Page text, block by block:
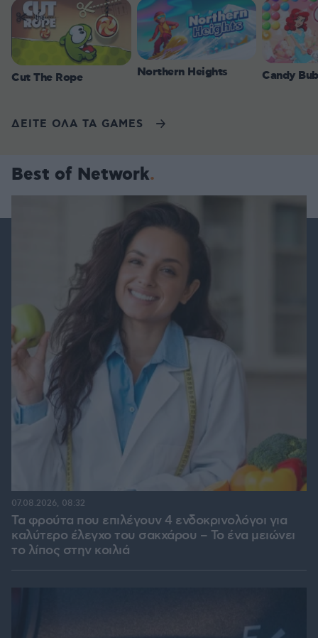
Cut The Rope Northern Heights Candy
ΔΕΙΤΕ ΟΛΑ ΤΑ GAMES
Best of Network
Τα φρούτα που επιλέγουν 4 ενδοκρινολόγοι για
καλύτερο έλεγχο του σακχάρου – Το ένα μειώνει
το λίπος στην κοιλιά
07.08.2026, 08:32